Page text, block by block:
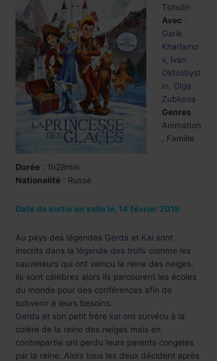
Tsitsilin
Avec :
Garik
Kharlamo
v, Ivan
Okhlobyst
in, Olga
Zubkova
Genres :
Animation
, Famille
Durée : 1h28min
Nationalité : Russe
Date de sortie en salle le, 14 février 2018
Au pays des légendes Gerda et Kai sont
inscrits dans la légende des trolls comme les
sauveteurs qui ont vaincu la reine des neiges.
Ils sont célèbres alors ils parcourent les écoles
du monde pour des conférences afin de
subvenir à leurs besoins.
Gerda et son petit frère kai ont survécu à la
colère de la reine des neiges mais en
contrepartie ont perdu leurs parents congelés
par la reine. Alors tous les deux décident après